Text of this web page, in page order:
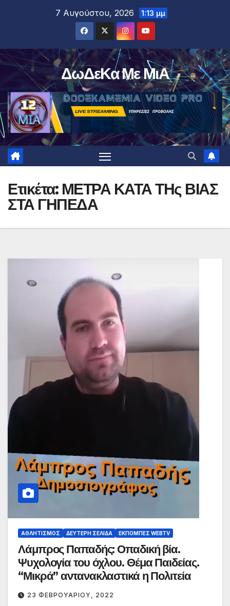
7 Αυγούστου, 2026 1:13 μμ
ΔωΔεΚα Με ΜιΑ
Ετικέτα: ΜΕΤΡΑ ΚΑΤΑ ΤΗς ΒΙΑΣ
ΣΤΑ ΓΗΠΕΔΑ
ΑΘΛΗΤΙΣΜΌΣ ΔΕΎΤΕΡΗ ΣΕΛΊΔΑ ΕΚΠΟΜΠΈΣ WEBTV
Λάμπρος Παπαδής: Οπαδική βία.
Ψυχολογία του όχλου. Θέμα Παιδείας.
“Μικρά” αντανακλαστικά η Πολιτεία
23 ΦΕΒΡΟΥΑΡΊΟΥ, 2022